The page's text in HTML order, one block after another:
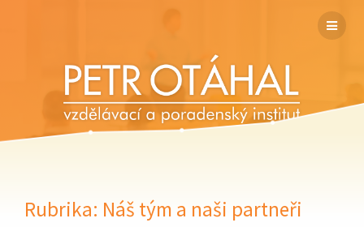
Rubrika: Náš tým a naši partneři